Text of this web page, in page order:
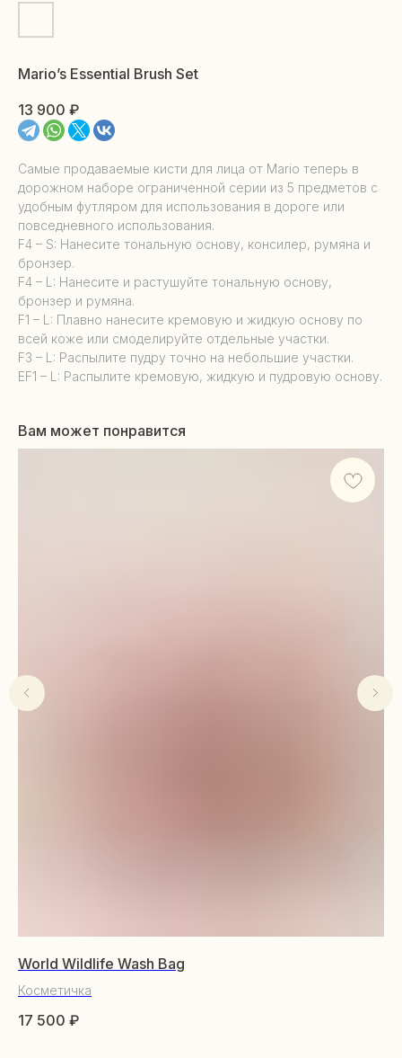
Mario’s Essential Brush Set
13 900 ₽
Самые продаваемые кисти для лица от Mario теперь в
дорожном наборе ограниченной серии из 5 предметов с
удобным футляром для использования в дороге или
повседневного использования.
F4 – S: Нанесите тональную основу, консилер, румяна и
бронзер.
F4 – L: Нанесите и растушуйте тональную основу,
бронзер и румяна.
F1 – L: Плавно нанесите кремовую и жидкую основу по
всей коже или смоделируйте отдельные участки.
F3 – L: Распылите пудру точно на небольшие участки.
EF1 – L: Распылите кремовую, жидкую и пудровую основу.
Вам может понравится
World Wildlife Wash Bag
Косметичка
17 500 ₽
КАТАЛОГ